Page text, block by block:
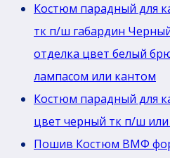
Костюм парадный для
тк п/ш габардин
отделка цвет белый
лaмпасом или кантом
Костюм парадный для
цвет черный тк п/ш или
Пошив Костюм ВМФ